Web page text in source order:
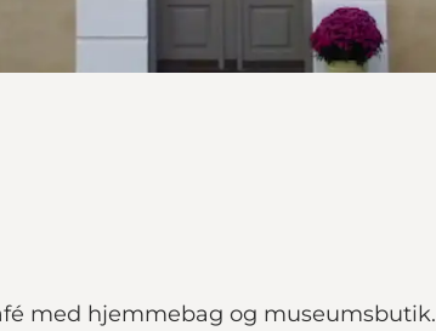
med hjemmebag og museumsbutik.